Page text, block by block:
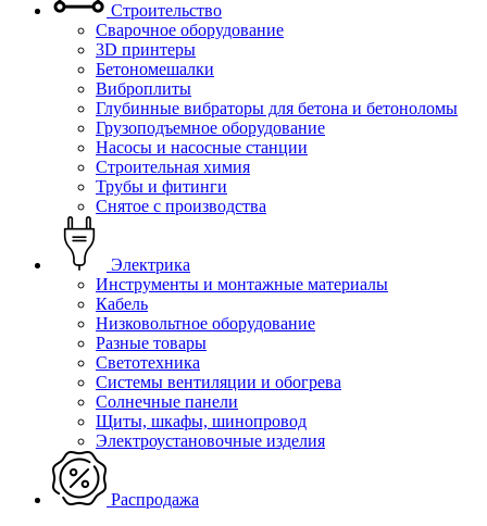
Строительство
Сварочное оборудование
3D принтеры
Бетономешалки
Виброплиты
Глубинные вибраторы для бетона и бетоноломы
Грузоподъемное оборудование
Насосы и насосные станции
Строительная химия
Трубы и фитинги
Снятое с производства
Электрика
Инструменты и монтажные материалы
Кабель
Низковольтное оборудование
Разные товары
Светотехника
Системы вентиляции и обогрева
Солнечные панели
Щиты, шкафы, шинопровод
Электроустановочные изделия
Распродажа